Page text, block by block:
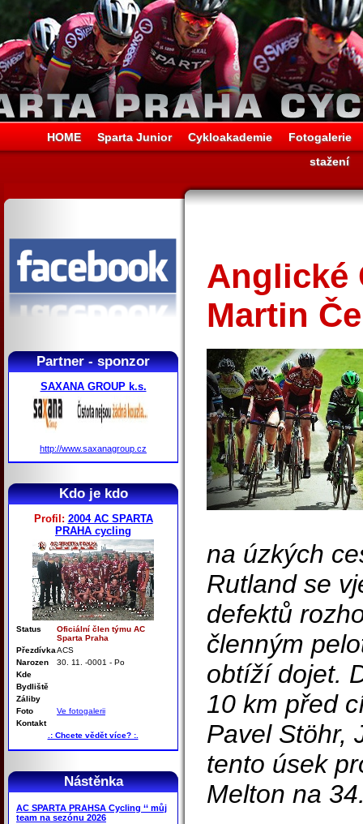
HOME Sparta Junior Cykloakademie
Fotogalerie
stažení
Partner - sponzor
SAXANA GROUP k.s.
http://www.saxanagroup.cz
Kdo je kdo
Profil: 2004 AC SPARTA
PRAHA cycling
Status
Oficiální člen týmu AC
Sparta Praha
PřezdívkaACS
Narozen
30. 11. -0001 - Po
Kde
Bydliště
Záliby
Foto
Ve fotogalerii
Kontakt
.: Chcete vědět více? :.
Nástěnka
AC SPARTA PRAHSA Cycling ‘‘ můj
team na sezónu 2026
Anglické
Martin
na úzkých
Rutland se
defektů
členným
obtíží dojet.
10 km před
Pavel Stöhr,
tento úsek
Melton na